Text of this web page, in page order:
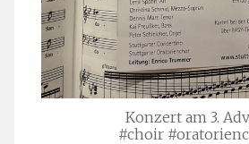
Konzert am 3.
#choir